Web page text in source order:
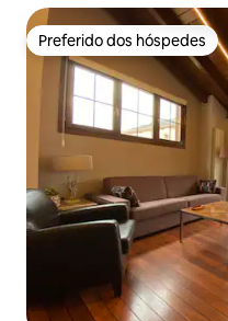
Preferido dos hóspedes
Preferido dos hóspedes